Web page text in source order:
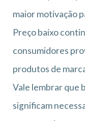
maior motivação
Preço baixo
consumidores
produtos de
Vale lembrar que
significam